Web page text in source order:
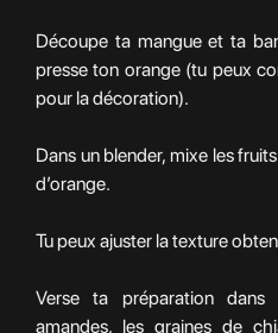
Découpe ta mangue et ta
presse ton orange (tu peux
pour la décoration).
Dans un blender, mixe les
d’orange.
Tu peux ajuster la texture
Verse ta préparation
amandes, les graines de